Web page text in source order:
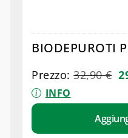
BIODEPUROTI
Prezzo:32,90€
INFO